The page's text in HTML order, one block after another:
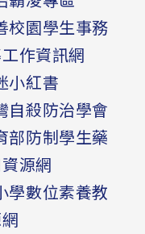
校園學生事務
作資訊網
小紅書
自殺防治學會
部防制學生藥
源網
學數位素養教